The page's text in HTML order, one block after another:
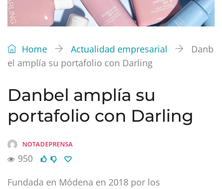
Home Actualidad empresarial
Danb
el amplía su portafolio con Darling
Danbel amplía su
portafolio con Darling
NOTADEPRENSA
950
Fundada en Módena en 2018 por los